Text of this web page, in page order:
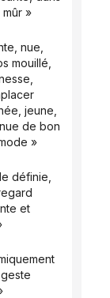
»
mouillé,
jeune,
de bon
»
et